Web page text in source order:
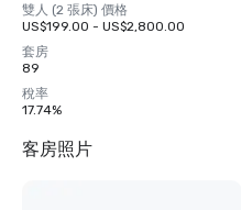
雙人 (2 張床) 價格
US$199.00 - US$2,800.00
套房
89
稅率
17.74%
客房照片